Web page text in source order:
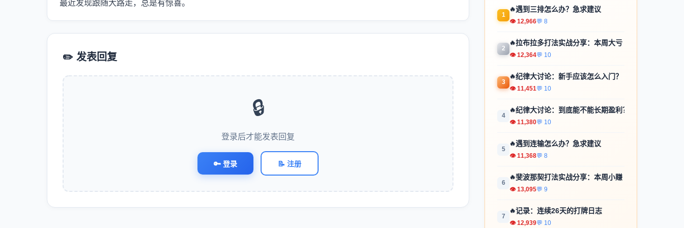
最近发现跟随大路走，总是有惊喜。
✏️ 发表回复
🔒
登录后才能发表回复
🔑 登录 📝 注册
1
🔥遇到三排怎么办？急求建议
👁 12,966💬 8
2
🔥拉布拉多打法实战分享：本周大亏
👁 12,364💬 10
3
🔥纪律大讨论：新手应该怎么入门？
👁 11,451💬 10
4
🔥纪律大讨论：到底能不能长期盈利？
👁 11,380💬 10
5
🔥遇到连输怎么办？急求建议
👁 11,368💬 8
6
🔥斐波那契打法实战分享：本周小赚
👁 13,095💬 9
7
🔥记录：连续26天的打牌日志
👁 12,939💬 10